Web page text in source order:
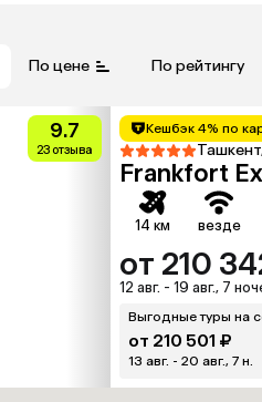
По цене По рейтингу
9.7
23 отзыва
Кешбэк 4% по
Frankfort
14 км везде
от 210
12 авг. - 19 авг., 7
Выгодные туры на
от 210 501 ₽
13 авг. - 20 авг., 7 н.